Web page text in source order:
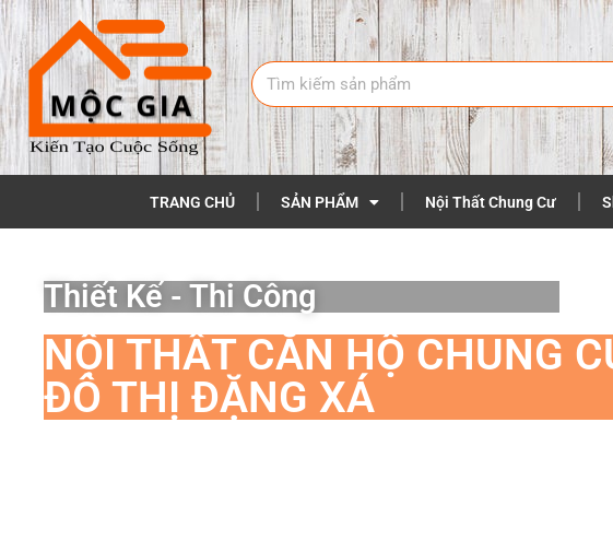
TRANG CHỦ SẢN PHẨM Nội Thất Chung Cư
Thiết Kế - Thi Công
NỘI THẤT CĂN HỘ CHUNG
ĐÔ THỊ ĐẶNG XÁ